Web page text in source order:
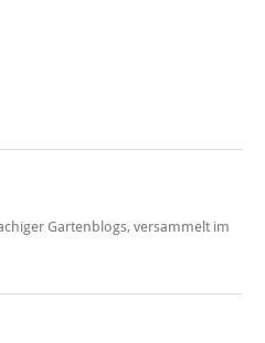
Gartenblogs, versammelt im